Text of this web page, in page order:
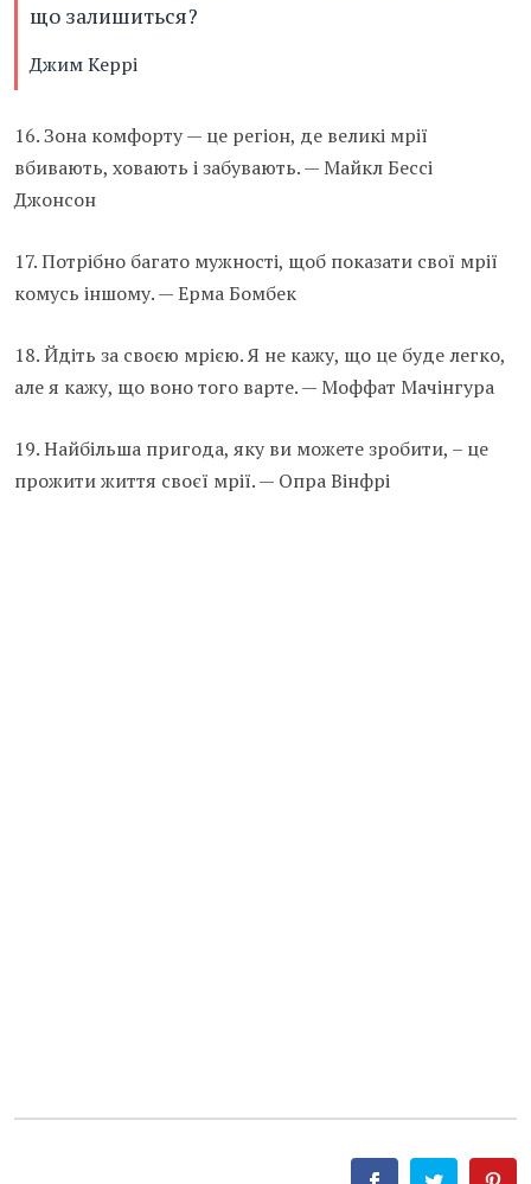
що залишиться?
Джим Керрі
16. Зона комфорту — це регіон, де великі мрії
вбивають, ховають і забувають. — Майкл Бессі
Джонсон
17. Потрібно багато мужності, щоб показати свої мрії
комусь іншому. — Ерма Бомбек
18. Йдіть за своєю мрією. Я не кажу, що це буде легко,
але я кажу, що воно того варте. — Моффат Мачінгура
19. Найбільша пригода, яку ви можете зробити, – це
прожити життя своєї мрії. — Опра Вінфрі